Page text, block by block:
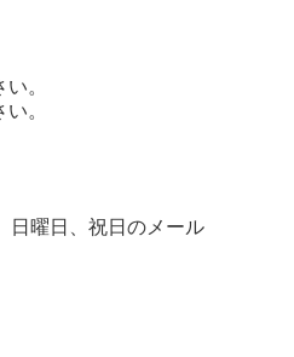
。
。
日曜日、祝日のメール